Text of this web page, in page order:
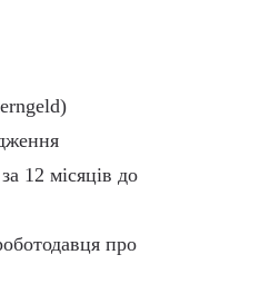
12 місяців до
про